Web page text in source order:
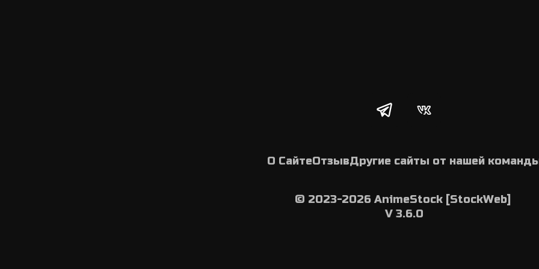
О СайтеОтзывДругие сайты от нашей
© 2023-2026 AnimeStock [StockWeb]
V 3.6.0